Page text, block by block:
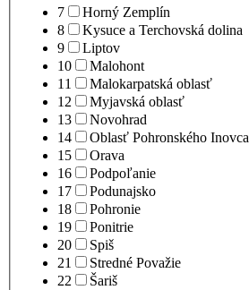
7
Horný Zemplín
8
Kysuce a Terchovská dolina
9
Liptov
10
Malohont
11
Malokarpatská oblasť
12
Myjavská oblasť
13
Novohrad
14
Oblasť Pohronského Inovca
15
Orava
16
Podpoľanie
17
Podunajsko
18
Pohronie
19
Ponitrie
20
Spiš
21
Stredné Považie
22
Šariš